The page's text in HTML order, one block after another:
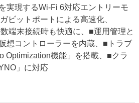
実現するWi-Fi 6対応エントリーモ
ビットポートによる高速化、
端末接続時も快適に、■運用管理と
想コントローラーを内蔵、■トラブ
Optimization機能」を搭載、■クラ
」に対応